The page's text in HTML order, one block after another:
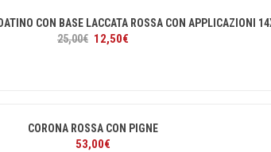
CON BASE LACCATA ROSSA CON APPLICAZIONI
25,00€ Il12,50€
CORONA ROSSA CON PIGNE
53,00€